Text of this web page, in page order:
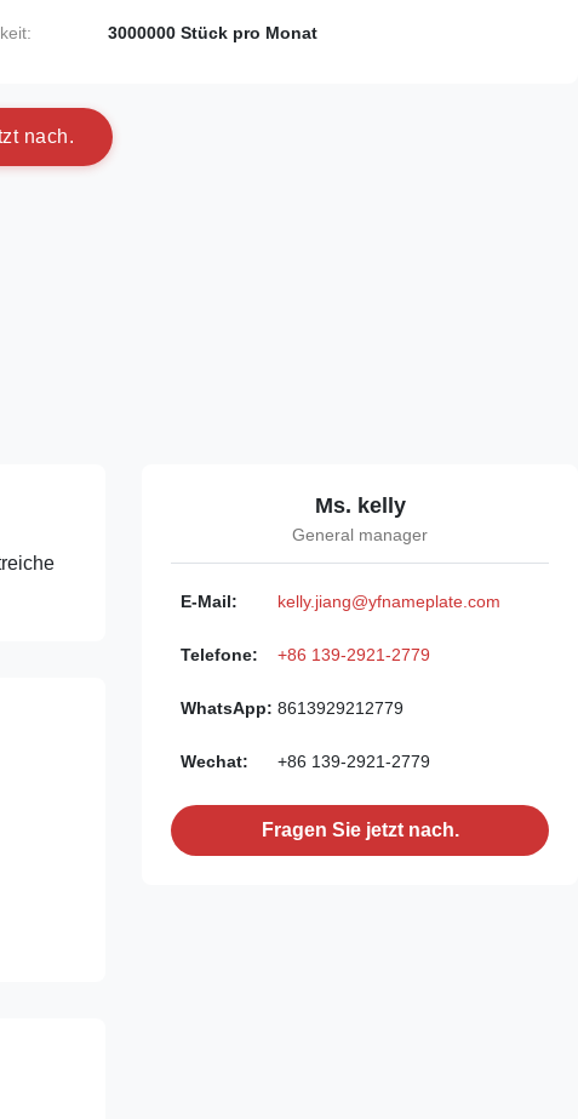
3000000 Stück pro Monat
zt nach.
Ms. kelly
General manager
E-Mail: kelly.jiang@yfnameplate.com
Telefone: +86 139-2921-2779
WhatsApp: 8613929212779
Wechat: +86 139-2921-2779
Fragen Sie jetzt nach.